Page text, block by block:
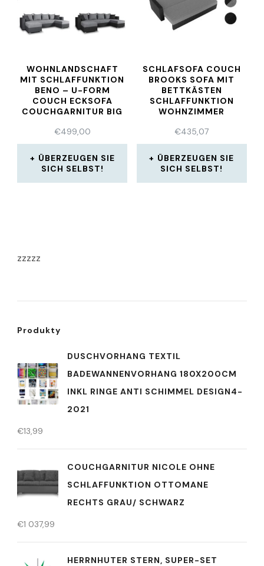
WOHNLANDSCHAFT
MIT SCHLAFFUNKTION
BENO – U-FORM
COUCH ECKSOFA
COUCHGARNITUR BIG
€499,00
ÜBERZEUGEN SIE
SICH SELBST!
SCHLAFSOFA COUCH
BROOKS SOFA MIT
BETTKÄSTEN
SCHLAFFUNKTION
WOHNZIMMER
€435,07
ÜBERZEUGEN SIE
SICH SELBST!
zzzzz
Produkty
DUSCHVORHANG TEXTIL
BADEWANNENVORHANG 180X200CM
INKL RINGE ANTI SCHIMMEL DESIGN4-
2021
€13,99
COUCHGARNITUR NICOLE OHNE
SCHLAFFUNKTION OTTOMANE
RECHTS GRAU/ SCHWARZ
€1 037,99
HERRNHUTER STERN, SUPER-SET